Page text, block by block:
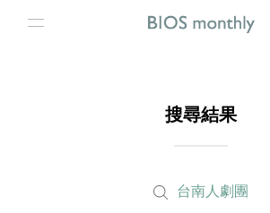
搜尋結果
台南人劇團